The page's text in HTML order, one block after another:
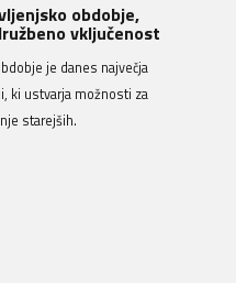
obdobje,
vključenost
je danes največja
ki ustvarja možnosti za
starejših.